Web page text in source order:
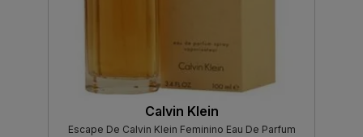
Calvin Klein
Escape De Calvin Klein Feminino Eau De Parfum